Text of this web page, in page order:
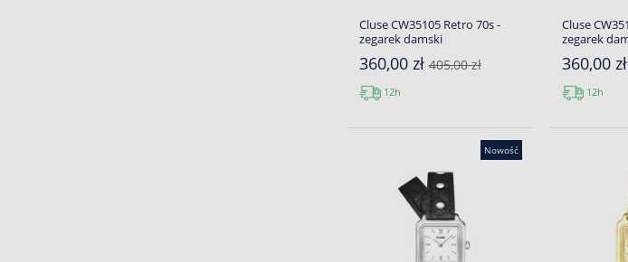
Cluse CW35105 Retro 70s -
zegarek damski
360,00 zł405,00 zł
12h
Cluse
zegarek
360,00 zł
12h
Nowość